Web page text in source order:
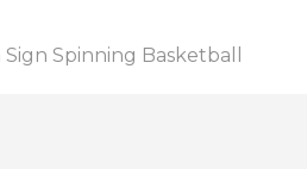
Spinning Basketball